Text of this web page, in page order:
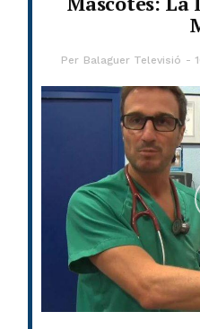
Per Balaguer Televisió